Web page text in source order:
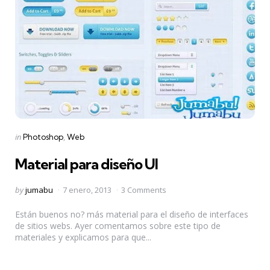
Categories
Posted
inPhotoshop Web
Material para diseño UI
Posted
byjumabu 7 enero, 2013 3 Comments
Están buenos no? más material para el diseño de interfaces
de sitios webs. Ayer comentamos sobre este tipo de
materiales y explicamos para que...